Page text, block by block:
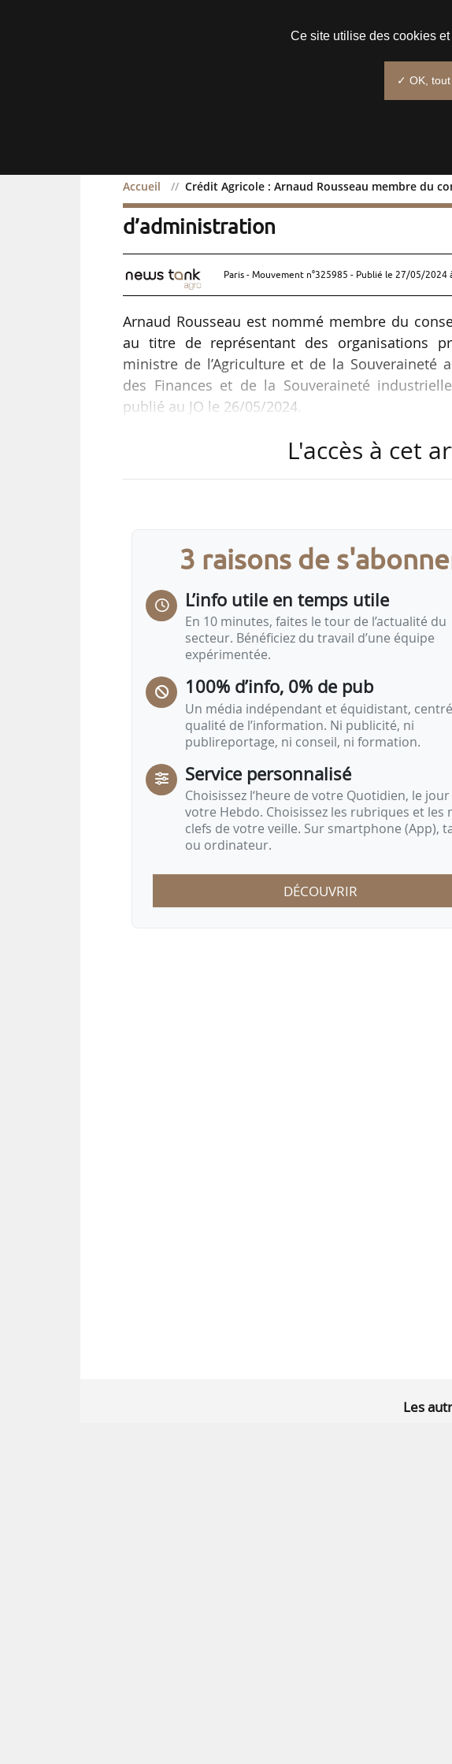
Accueil Crédit Agricole : Arnaud Rousseau membre du
Crédit Agricole : Arnaud Rousseau
d’administration
Paris - Mouvement n°325985 - Publié le 27/05/2024
Arnaud Rousseau est nommé membre du
au titre de représentant des organisations
ministre de l’Agriculture et de la Souveraineté
des Finances et de la Souveraineté
publié au JO le 26/05/2024.
Arnaud Rousseau est président de la FNSEA
L'accès à cet
3 raisons de
L’info utile en temps utile
En 10 minutes, faites le tour de l’actualité du
secteur. Bénéficiez du travail d’une équipe
expérimentée.
100% d’info, 0% de pub
Un média indépendant et équidistant,
qualité de l’information. Ni publicité, ni
publireportage, ni conseil, ni formation.
Service personnalisé
Choisissez l‘heure de votre Quotidien, le jour
votre Hebdo. Choisissez les rubriques et les
clefs de votre veille. Sur smartphone (App),
ou ordinateur.
DÉCOUVRIR
Les
Ce site utilise des cookies
✓ OK,